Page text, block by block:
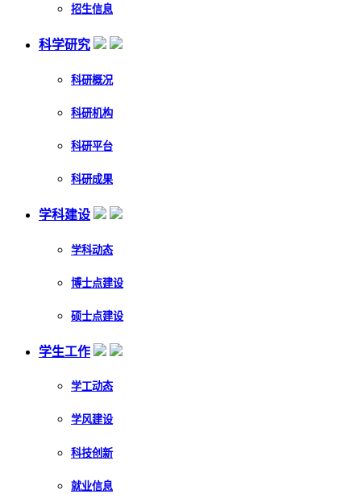
招生信息
科学研究
科研概况
科研机构
科研平台
科研成果
学科建设
学科动态
博士点建设
硕士点建设
学生工作
学工动态
学风建设
科技创新
就业信息